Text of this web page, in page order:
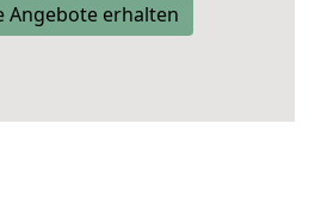
Angebote erhalten